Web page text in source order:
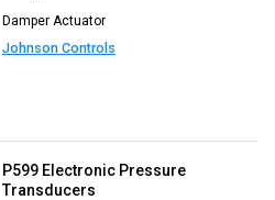
Damper Actuator
Johnson Controls
P599 Electronic Pressure
Transducers